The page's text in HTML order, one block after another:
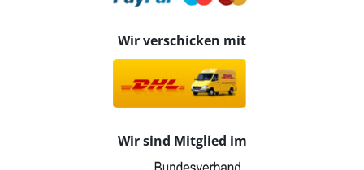
Wir verschicken mit
Wir sind Mitglied im